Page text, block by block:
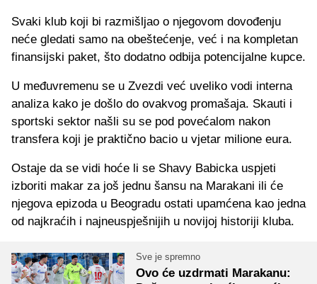
Svaki klub koji bi razmišljao o njegovom dovođenju
neće gledati samo na obeštećenje, već i na kompletan
finansijski paket, što dodatno odbija potencijalne kupce.
U međuvremenu se u Zvezdi već uveliko vodi interna
analiza kako je došlo do ovakvog promašaja. Skauti i
sportski sektor našli su se pod povećalom nakon
transfera koji je praktično bacio u vjetar milione eura.
Ostaje da se vidi hoće li se Shavy Babicka uspjeti
izboriti makar za još jednu šansu na Marakani ili će
njegova epizoda u Beogradu ostati upamćena kao jedna
od najkraćih i najneuspješnijih u novijoj historiji kluba.
Sve je spremno
Ovo će uzdrmati Marakanu: